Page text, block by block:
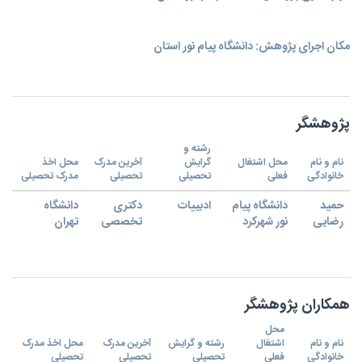
مکان اجرای پژوهش: دانشگاه پیام نور استان
پژوهشگر
نام و نام
خانوادگی
محل اشتغال
فعلی
رشته و
گرایش
تحصیلی
آخرین مدرک
تحصیلی
محل اخذ
مدرک تحصیلی
حمید
رضایی
دانشگاه پیام
نور شهرکرد
ادبییات
دکتری
تخصصی
دانشگاه
تهران
همکاران پژوهشگر
نام و نام
خانوادگی
محل
اشتغال
فعلی
رشته و گرایش
تحصیلی
آخرین مدرک
تحصیلی
محل اخذ مدرک
تحصیلی